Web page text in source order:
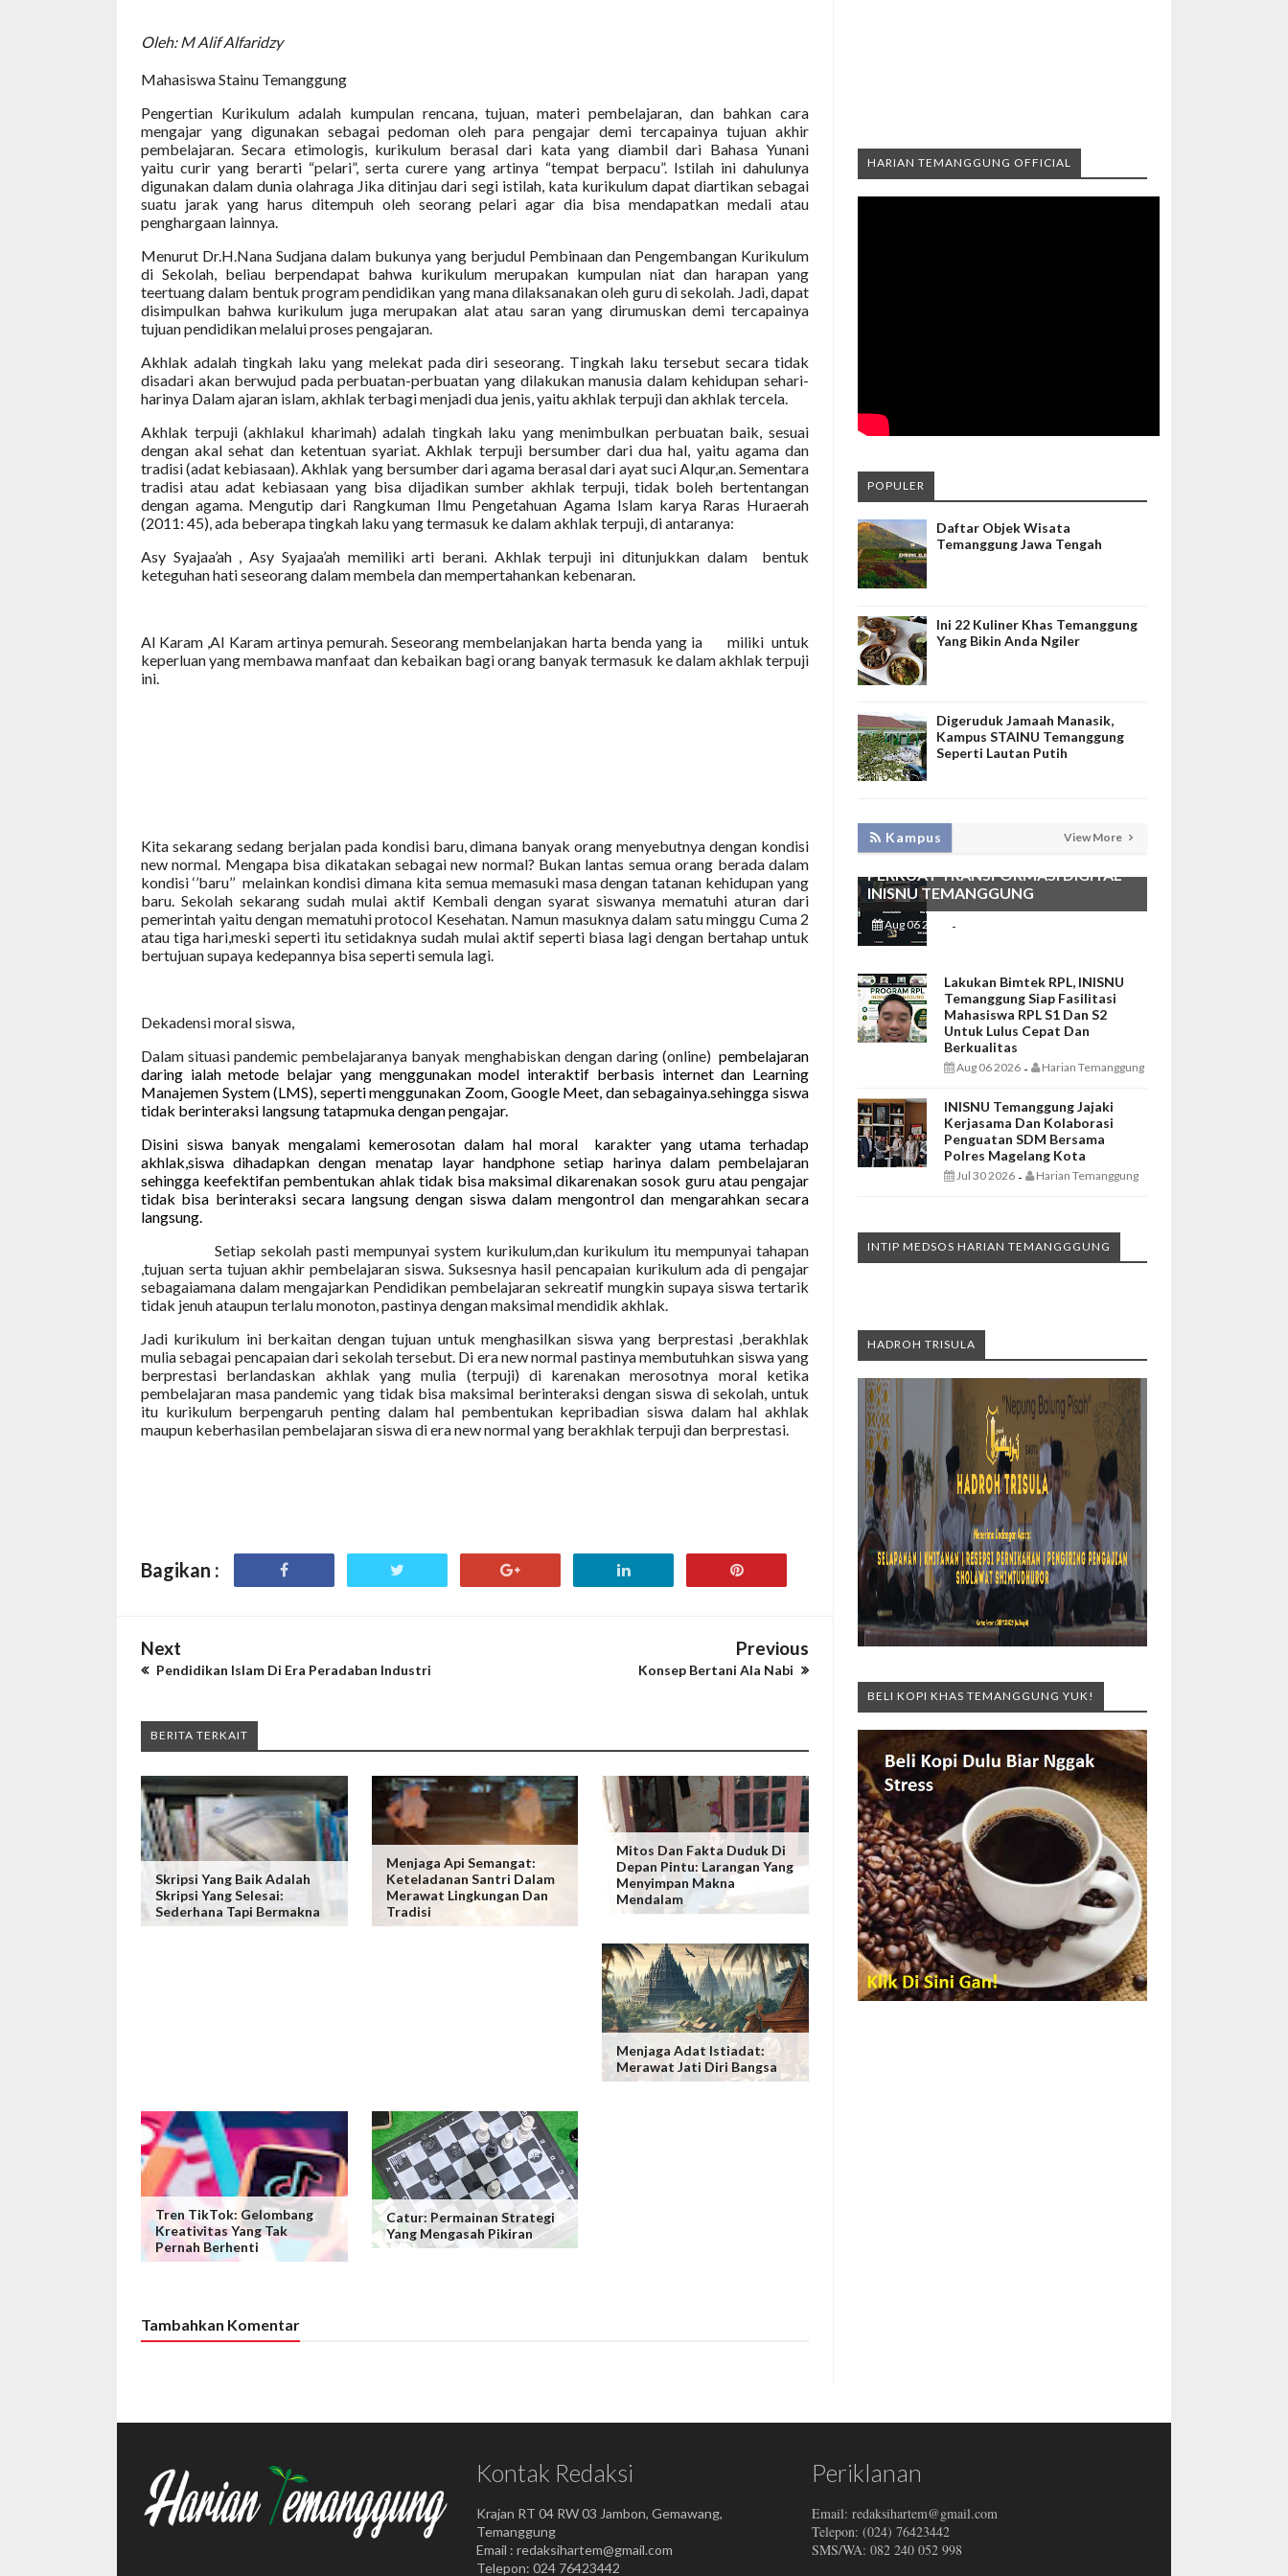
Oleh: M Alif Alfaridzy
Mahasiswa Stainu Temanggung
Pengertian Kurikulum adalah kumpulan rencana, tujuan, materi pembelajaran, dan bahkan cara
mengajar yang digunakan sebagai pedoman oleh para pengajar demi tercapainya tujuan akhir
pembelajaran. Secara etimologis, kurikulum berasal dari kata yang diambil dari Bahasa Yunani
yaitu curir yang berarti “pelari”, serta curere yang artinya “tempat berpacu”. Istilah ini dahulunya
digunakan dalam dunia olahraga Jika ditinjau dari segi istilah, kata kurikulum dapat diartikan sebagai
suatu jarak yang harus ditempuh oleh seorang pelari agar dia bisa mendapatkan medali atau
penghargaan lainnya.
Menurut Dr.H.Nana Sudjana dalam bukunya yang berjudul Pembinaan dan Pengembangan Kurikulum
di Sekolah, beliau berpendapat bahwa kurikulum merupakan kumpulan niat dan harapan yang
teertuang dalam bentuk program pendidikan yang mana dilaksanakan oleh guru di sekolah. Jadi, dapat
disimpulkan bahwa kurikulum juga merupakan alat atau saran yang dirumuskan demi tercapainya
tujuan pendidikan melalui proses pengajaran.
Akhlak adalah tingkah laku yang melekat pada diri seseorang. Tingkah laku tersebut secara tidak
disadari akan berwujud pada perbuatan-perbuatan yang dilakukan manusia dalam kehidupan sehari-
harinya Dalam ajaran islam, akhlak terbagi menjadi dua jenis, yaitu akhlak terpuji dan akhlak tercela.
Akhlak terpuji (akhlakul kharimah) adalah tingkah laku yang menimbulkan perbuatan baik, sesuai
dengan akal sehat dan ketentuan syariat. Akhlak terpuji bersumber dari dua hal, yaitu agama dan
tradisi (adat kebiasaan). Akhlak yang bersumber dari agama berasal dari ayat suci Alqur,an. Sementara
tradisi atau adat kebiasaan yang bisa dijadikan sumber akhlak terpuji, tidak boleh bertentangan
dengan agama. Mengutip dari Rangkuman Ilmu Pengetahuan Agama Islam karya Raras Huraerah
(2011: 45), ada beberapa tingkah laku yang termasuk ke dalam akhlak terpuji, di antaranya:
Asy Syajaa’ah , Asy Syajaa’ah memiliki arti berani. Akhlak terpuji ini ditunjukkan dalam
bentuk
keteguhan hati seseorang dalam membela dan mempertahankan kebenaran.
Al Karam ,Al Karam artinya pemurah. Seseorang membelanjakan harta benda yang ia miliki untuk
keperluan yang membawa manfaat dan kebaikan bagi orang banyak termasuk ke dalam akhlak terpuji
ini.
Kita sekarang sedang berjalan pada kondisi baru, dimana banyak orang menyebutnya dengan kondisi
new normal. Mengapa bisa dikatakan sebagai new normal? Bukan lantas semua orang berada dalam
kondisi ‘’baru’’ melainkan kondisi dimana kita semua memasuki masa dengan tatanan kehidupan yang
baru. Sekolah sekarang sudah mulai aktif Kembali dengan syarat siswanya mematuhi aturan dari
pemerintah yaitu dengan mematuhi protocol Kesehatan. Namun masuknya dalam satu minggu Cuma 2
atau tiga hari,meski seperti itu setidaknya sudah mulai aktif seperti biasa lagi dengan bertahap untuk
bertujuan supaya kedepannya bisa seperti semula lagi.
Dekadensi moral siswa,
Dalam situasi pandemic pembelajaranya banyak menghabiskan dengan daring (online) pembelajaran
daring ialah metode belajar yang menggunakan model interaktif berbasis internet dan Learning
Manajemen System (LMS), seperti menggunakan Zoom, Google Meet, dan sebagainya.sehingga siswa
tidak berinteraksi langsung tatapmuka dengan pengajar.
Disini siswa banyak mengalami kemerosotan dalam hal moral
karakter yang utama terhadap
akhlak,siswa dihadapkan dengan menatap layar handphone setiap harinya dalam pembelajaran
sehingga keefektifan pembentukan ahlak tidak bisa maksimal dikarenakan sosok guru atau pengajar
tidak bisa berinteraksi secara langsung dengan siswa dalam mengontrol dan mengarahkan secara
langsung.
Setiap sekolah pasti mempunyai system kurikulum,dan kurikulum itu mempunyai tahapan
,tujuan serta tujuan akhir pembelajaran siswa. Suksesnya hasil pencapaian kurikulum ada di pengajar
sebagaiamana dalam mengajarkan Pendidikan pembelajaran sekreatif mungkin supaya siswa tertarik
tidak jenuh ataupun terlalu monoton, pastinya dengan maksimal mendidik akhlak.
Jadi kurikulum ini berkaitan dengan tujuan untuk menghasilkan siswa yang berprestasi ,berakhlak
mulia sebagai pencapaian dari sekolah tersebut. Di era new normal pastinya membutuhkan siswa yang
berprestasi berlandaskan akhlak yang mulia (terpuji) di karenakan merosotnya moral ketika
pembelajaran masa pandemic yang tidak bisa maksimal berinteraksi dengan siswa di sekolah, untuk
itu kurikulum berpengaruh penting dalam hal pembentukan kepribadian siswa dalam hal akhlak
maupun keberhasilan pembelajaran siswa di era new normal yang berakhlak terpuji dan berprestasi.
Bagikan :
Next
Pendidikan Islam Di Era Peradaban Industri
Previous
Konsep Bertani Ala Nabi
BERITA TERKAIT
Skripsi Yang Baik Adalah
Skripsi Yang Selesai:
Sederhana Tapi Bermakna
Menjaga Api Semangat:
Keteladanan Santri Dalam
Merawat Lingkungan Dan
Tradisi
Mitos Dan Fakta Duduk Di
Depan Pintu: Larangan Yang
Menyimpan Makna
Mendalam
Menjaga Adat Istiadat:
Merawat Jati Diri Bangsa
Tren TikTok: Gelombang
Kreativitas Yang Tak
Pernah Berhenti
Catur: Permainan Strategi
Yang Mengasah Pikiran
Tambahkan Komentar
HARIAN TEMANGGUNG OFFICIAL
POPULER
Daftar Objek Wisata
Temanggung Jawa Tengah
Ini 22 Kuliner Khas Temanggung
Yang Bikin Anda Ngiler
Digeruduk Jamaah Manasik,
Kampus STAINU Temanggung
Seperti Lautan Putih
Kampus View More
KEMBANGKAN SIM LAYANAN,
HADIRKAN TIM SEVIMA UNTUK
PERKUAT TRANSFORMASI DIGITAL
INISNU TEMANGGUNG
Aug 06 2026 -
Lakukan Bimtek RPL, INISNU
Temanggung Siap Fasilitasi
Mahasiswa RPL S1 Dan S2
Untuk Lulus Cepat Dan
Berkualitas
Aug 06 2026 - Harian Temanggung
INISNU Temanggung Jajaki
Kerjasama Dan Kolaborasi
Penguatan SDM Bersama
Polres Magelang Kota
Jul 30 2026 - Harian Temanggung
INTIP MEDSOS HARIAN TEMANGGGUNG
HADROH TRISULA
BELI KOPI KHAS TEMANGGUNG YUK!
Kontak Redaksi
Krajan RT 04 RW 03 Jambon, Gemawang,
Temanggung
Email : redaksihartem@gmail.com
Telepon: 024 76423442
Periklanan
Email: redaksihartem@gmail.com
Telepon: (024) 76423442
SMS/WA: 082 240 052 998